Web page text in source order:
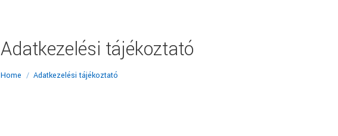
Adatkezelési tájékoztató
You are here:
Home Adatkezelési tájékoztató